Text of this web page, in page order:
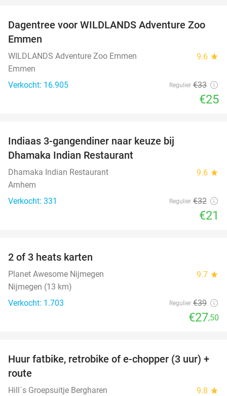
24%
Dagentree voor WILDLANDS Adventure Zoo
Emmen
WILDLANDS Adventure Zoo Emmen 9.6 star
Emmen
Verkocht: 16.905
Regulier €33
€25
Indiaas 3-gangendiner naar keuze bij
Dhamaka Indian Restaurant
Dhamaka Indian Restaurant 9.6 star
Arnhem
Verkocht: 331
Regulier €32
€21
2 of 3 heats karten
Planet Awesome Nijmegen 9.7 star
Nijmegen (13 km)
Verkocht: 1.703
Regulier €39
€27,50
35%
Huur fatbike, retrobike of e-chopper (3 uur) +
route
Hill´s Groepsuitje Bergharen 9.8 star